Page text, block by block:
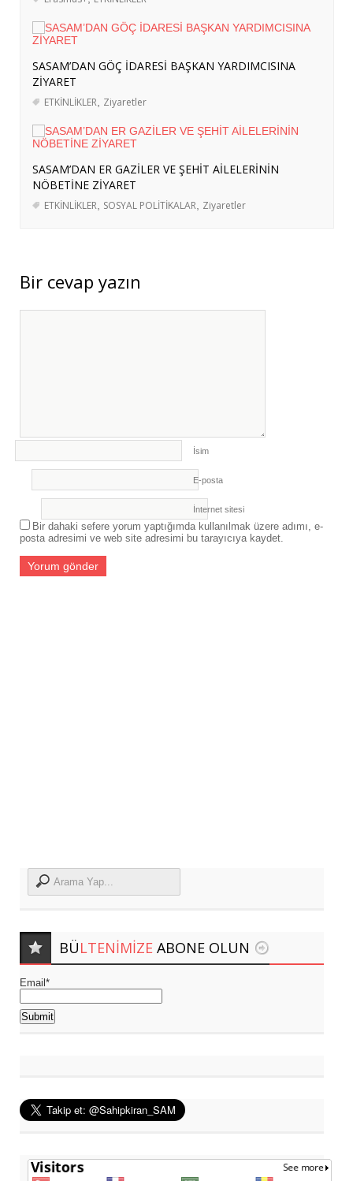
YARDIMCISINA ZİYARET
SASAM’DAN ER GAZİLER VE ŞEHİT
AİLELERİNİN NÖBETİNE ZİYARET
Ağustos 2026
TÜRKİYE’NİN SOMALİ POLİTİKASI:
ASKERÎ DESTEKTEN STRATEJİK
ORTAKLIĞA - 4 Ağustos 2026
BERLİN’E KURS VE İŞBAŞI GÖZLEM
HAREKETLİLİKLERİ DÜZENLENDİ
Ağustos 2026
HAREKETLİLİĞİ GERÇEKLEŞTİRİLDİ
SASAM’DAN GÖÇ İDARESİ BAŞKAN YARDIMCISINA
ZİYARET
ETKİNLİKLER Ziyaretler
SASAM’DAN ER GAZİLER VE ŞEHİT AİLELERİNİN
NÖBETİNE ZİYARET
ETKİNLİKLER SOSYAL POLİTİKALAR Ziyaretler
Bir cevap yazın
İsim
E-posta
İnternet sitesi
Bir dahaki sefere yorum yaptığımda kullanılmak üzere adımı, e-
posta adresimi ve web site adresimi bu tarayıcıya kaydet.
BÜLTENIMIZE ABONE OLUN
Email*